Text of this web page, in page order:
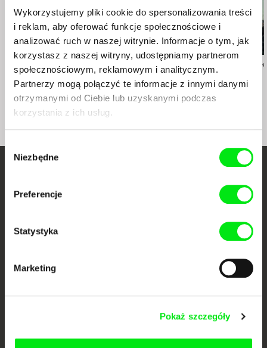
Wykorzystujemy pliki cookie do spersonalizowania treści
i reklam, aby oferować funkcje społecznościowe i
analizować ruch w naszej witrynie. Informacje o tym, jak
korzystasz z naszej witryny, udostępniamy partnerom
społecznościowym, reklamowym i analitycznym.
Partnerzy mogą połączyć te informacje z innymi danymi
otrzymanymi od Ciebie lub uzyskanymi podczas
korzystania z ich usług.
Wybór
zgody
Niezbędne
Preferencje
Statystyka
Marketing
Pokaż szczegóły
Life Could Be So
Beautiful
Koka
Marcin
Lift Lady
dokumentalne online
jest przesuwać granice filmu dokumentalnego, wspierać jego